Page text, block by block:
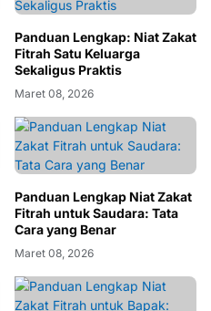
Panduan Lengkap: Niat Zakat
Fitrah Satu Keluarga
Sekaligus Praktis
Maret 08, 2026
Panduan Lengkap Niat Zakat
Fitrah untuk Saudara: Tata
Cara yang Benar
Maret 08, 2026